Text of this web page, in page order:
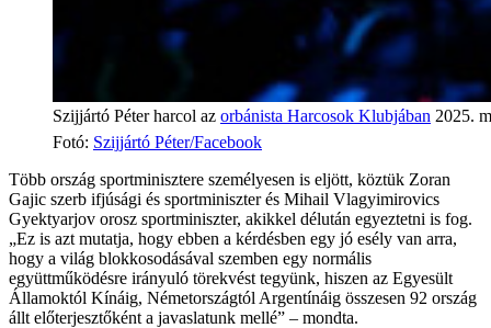
Szijjártó Péter harcol az orbánista Harcosok Klubjában 2025.
Fotó: Szijjártó Péter/Facebook
Több ország sportminisztere személyesen is eljött, köztük Zoran
Gajic szerb ifjúsági és sportminiszter és Mihail Vlagyimirovics
Gyektyarjov orosz sportminiszter, akikkel délután egyeztetni is fog.
„Ez is azt mutatja, hogy ebben a kérdésben egy jó esély van arra,
hogy a világ blokkosodásával szemben egy normális
együttműködésre irányuló törekvést tegyünk, hiszen az Egyesült
Államoktól Kínáig, Németországtól Argentínáig összesen 92 ország
állt előterjesztőként a javaslatunk mellé” – mondta.